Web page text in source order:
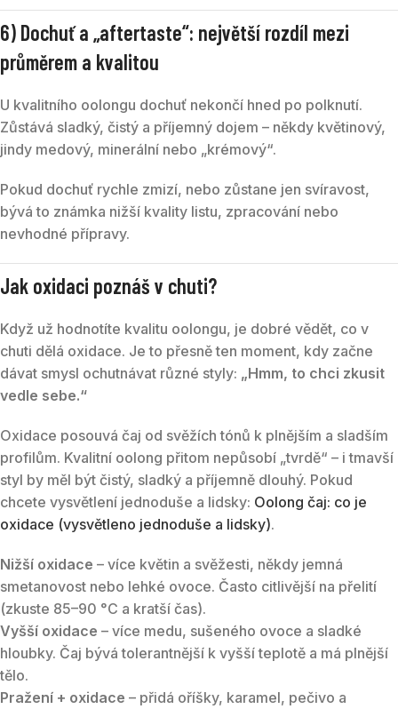
6) Dochuť a „aftertaste“: největší rozdíl mezi
průměrem a kvalitou
U kvalitního oolongu dochuť nekončí hned po polknutí.
Zůstává sladký, čistý a příjemný dojem – někdy květinový,
jindy medový, minerální nebo „krémový“.
Pokud dochuť rychle zmizí, nebo zůstane jen svíravost,
bývá to známka nižší kvality listu, zpracování nebo
nevhodné přípravy.
Jak oxidaci poznáš v chuti?
Když už hodnotíte kvalitu oolongu, je dobré vědět, co v
chuti dělá oxidace. Je to přesně ten moment, kdy začne
dávat smysl ochutnávat různé styly: „Hmm, to chci zkusit
vedle sebe.“
Oxidace posouvá čaj od svěžích tónů k plnějším a sladším
profilům. Kvalitní oolong přitom nepůsobí „tvrdě“ – i tmavší
styl by měl být čistý, sladký a příjemně dlouhý. Pokud
chcete vysvětlení jednoduše a lidsky: Oolong čaj: co je
oxidace (vysvětleno jednoduše a lidsky).
Nižší oxidace – více květin a svěžesti, někdy jemná
smetanovost nebo lehké ovoce. Často citlivější na přelití
(zkuste 85–90 °C a kratší čas).
Vyšší oxidace – více medu, sušeného ovoce a sladké
hloubky. Čaj bývá tolerantnější k vyšší teplotě a má plnější
tělo.
Pražení + oxidace – přidá oříšky, karamel, pečivo a